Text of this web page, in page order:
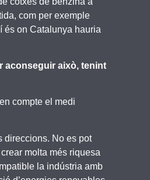
com per exemple
és on Catalunya hauria
aconseguir això, tenint
compte el medi
direccions. No es pot
molta més riquesa
la indústria amb